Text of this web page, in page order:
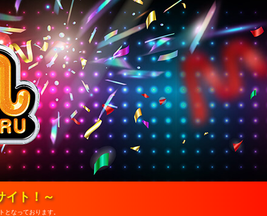
イト！～
なっております。